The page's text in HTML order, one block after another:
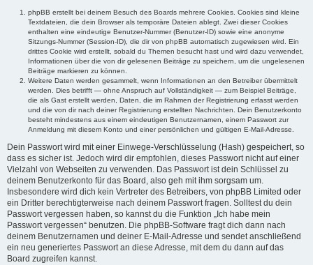
phpBB erstellt bei deinem Besuch des Boards mehrere Cookies. Cookies sind kleine
Textdateien, die dein Browser als temporäre Dateien ablegt. Zwei dieser Cookies
enthalten eine eindeutige Benutzer-Nummer (Benutzer-ID) sowie eine anonyme
Sitzungs-Nummer (Session-ID), die dir von phpBB automatisch zugewiesen wird. Ein
drittes Cookie wird erstellt, sobald du Themen besucht hast und wird dazu verwendet,
Informationen über die von dir gelesenen Beiträge zu speichern, um die ungelesenen
Beiträge markieren zu können.
Weitere Daten werden gesammelt, wenn Informationen an den Betreiber übermittelt
werden. Dies betrifft — ohne Anspruch auf Vollständigkeit — zum Beispiel Beiträge,
die als Gast erstellt werden, Daten, die im Rahmen der Registrierung erfasst werden
und die von dir nach deiner Registrierung erstellten Nachrichten. Dein Benutzerkonto
besteht mindestens aus einem eindeutigen Benutzernamen, einem Passwort zur
Anmeldung mit diesem Konto und einer persönlichen und gültigen E-Mail-Adresse.
Dein Passwort wird mit einer Einwege-Verschlüsselung (Hash) gespeichert, so
dass es sicher ist. Jedoch wird dir empfohlen, dieses Passwort nicht auf einer
Vielzahl von Webseiten zu verwenden. Das Passwort ist dein Schlüssel zu
deinem Benutzerkonto für das Board, also geh mit ihm sorgsam um.
Insbesondere wird dich kein Vertreter des Betreibers, von phpBB Limited oder
ein Dritter berechtigterweise nach deinem Passwort fragen. Solltest du dein
Passwort vergessen haben, so kannst du die Funktion „Ich habe mein
Passwort vergessen“ benutzen. Die phpBB-Software fragt dich dann nach
deinem Benutzernamen und deiner E-Mail-Adresse und sendet anschließend
ein neu generiertes Passwort an diese Adresse, mit dem du dann auf das
Board zugreifen kannst.